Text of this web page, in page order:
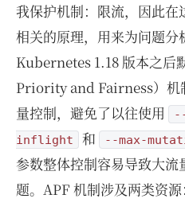
我保护机制：限流，因此
相关的原理，用来为问题分
Kubernetes 1.18 版本之后
Priority and Fairness）机
量控制，避免了以往使用
inflight
和 --max-
参数整体控制容易导致大
题。APF 机制涉及两类资源：